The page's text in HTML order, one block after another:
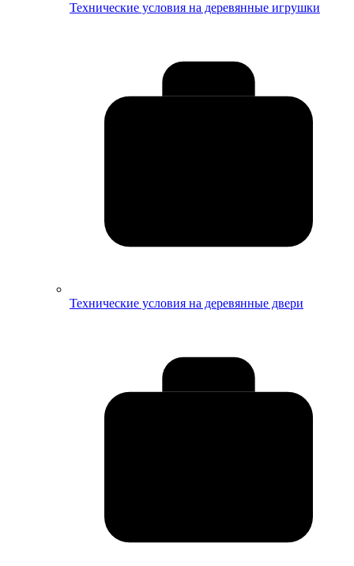
Технические условия на деревянные игрушки
Технические условия на деревянные двери